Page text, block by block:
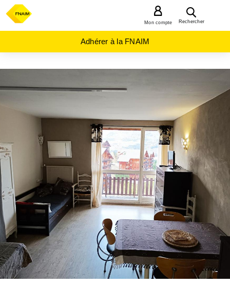
Rechercher
Mon compte
Adhérer à la FNAIM
APPARTEMENT
COTE-D-
(05)
ETIENNE
EN
DEVOLUY
(05250)